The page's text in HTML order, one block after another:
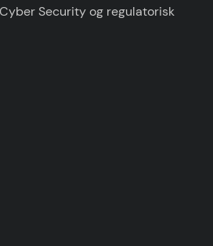
Security og regulatorisk